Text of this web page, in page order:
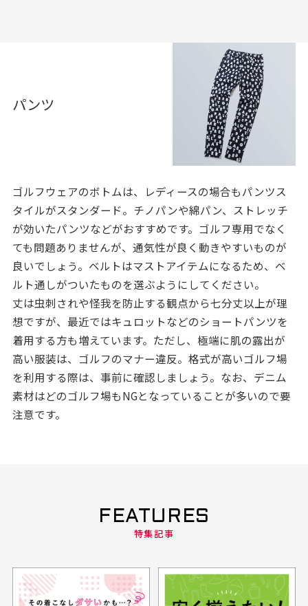
パンツ
ゴルフウェアのボトムは、レディースの場合もパンツス
タイルがスタンダード。チノパンや綿パン、ストレッチ
が効いたパンツなどがおすすめです。ゴルフ専用でなく
ても問題ありませんが、通気性が良く動きやすいものが
良いでしょう。ベルトはマストアイテムになるため、ベ
ルト通しがついたものを選ぶようにしてください。
丈は虫刺されや怪我を防止する観点から七分丈以上が理
想ですが、最近ではキュロットなどのショートパンツを
着用する方も増えています。ただし、極端に肌の露出が
高い服装は、ゴルフのマナー違反。格式が高いゴルフ場
を利用する際は、事前に確認しましょう。なお、デニム
素材はどのゴルフ場もNGとなっていることが多いので要
注意です。
FEATURES
特集記事